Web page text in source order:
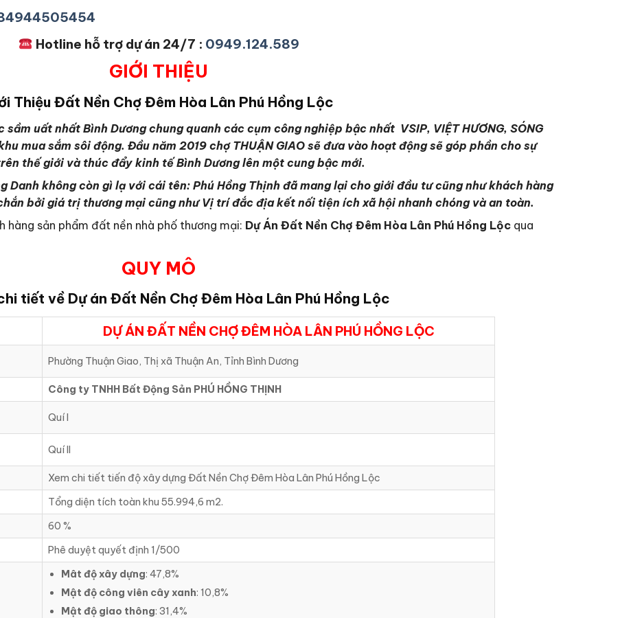
Hotline hỗ trợ dự án 24/7 : 0949.124.589
GIỚI THIỆU
Thiệu Đất Nền Chợ Đêm Hòa Lân Phú Hồng Lộc
sầm uất nhất Bình Dương chung quanh các cụm công nghiệp bậc nhất VSIP, VIỆT HƯƠNG, SÓNG
mua sắm sôi động. Đầu năm 2019 chợ THUẬN GIAO sẽ đưa vào hoạt động sẽ góp phần cho sự
thế giới và thúc đẩy kinh tế Bình Dương lên một cung bậc mới.
Danh không còn gì lạ với cái tên: Phú Hồng Thịnh đã mang lại cho giới đầu tư cũng như khách hàng
bởi giá trị thương mại cũng như Vị trí đắc địa kết nối tiện ích xã hội nhanh chóng và an toàn.
sản phẩm đất nền nhà phố thương mại: Dự Án Đất Nền Chợ Đêm Hòa Lân Phú Hồng Lộc qua
QUY MÔ
tiết về Dự án Đất Nền Chợ Đêm Hòa Lân Phú Hồng Lộc
DỰ ÁN ĐẤT NỀN CHỢ ĐÊM HÒA LÂN PHÚ HỒNG LỘC
Phường Thuận Giao, Thị xã Thuận An, Tỉnh Bình Dương
Công ty TNHH Bất Động Sản PHÚ HỒNG THỊNH
Quí I
Quí II
Xem chi tiết tiến độ xây dựng Đất Nền Chợ Đêm Hòa Lân Phú Hồng Lộc
Tổng diện tích toàn khu 55.994,6 m2.
60 %
Phê duyệt quyết định 1/500
Mât độ xây dựng: 47,8%
Mật độ công viên cây xanh: 10,8%
Mật độ giao thông: 31,4%